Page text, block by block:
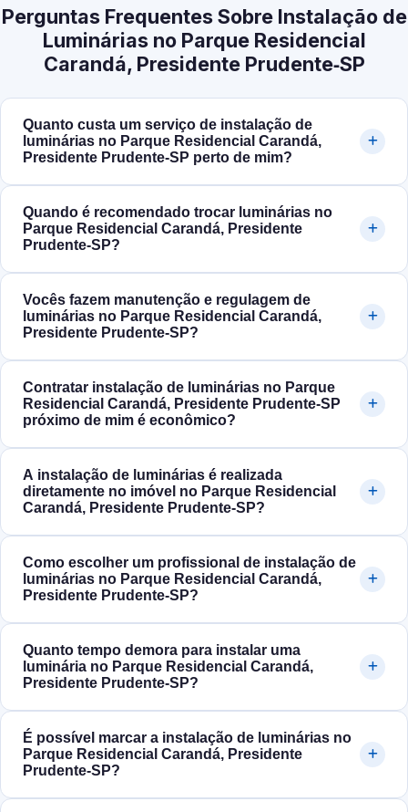
Perguntas Frequentes Sobre Instalação de
Luminárias no Parque Residencial
Carandá, Presidente Prudente‑SP
Quanto custa um serviço de instalação de
luminárias no Parque Residencial Carandá,
Presidente Prudente‑SP perto de mim?
Quando é recomendado trocar luminárias no
Parque Residencial Carandá, Presidente
Prudente‑SP?
Vocês fazem manutenção e regulagem de
luminárias no Parque Residencial Carandá,
Presidente Prudente‑SP?
Contratar instalação de luminárias no Parque
Residencial Carandá, Presidente Prudente‑SP
próximo de mim é econômico?
A instalação de luminárias é realizada
diretamente no imóvel no Parque Residencial
Carandá, Presidente Prudente‑SP?
Como escolher um profissional de instalação de
luminárias no Parque Residencial Carandá,
Presidente Prudente‑SP?
Quanto tempo demora para instalar uma
luminária no Parque Residencial Carandá,
Presidente Prudente‑SP?
É possível marcar a instalação de luminárias no
Parque Residencial Carandá, Presidente
Prudente‑SP?